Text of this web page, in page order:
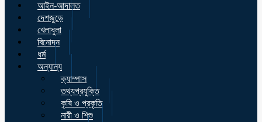
আইন-আদালত
দেশজুড়ে
খেলাধুলা
বিনোদন
ধর্ম
অন্যান্য
ক্যাম্পাস
তথ্যপ্রযুক্তি
কৃষি ও প্রকৃতি
নারী ও শিশু